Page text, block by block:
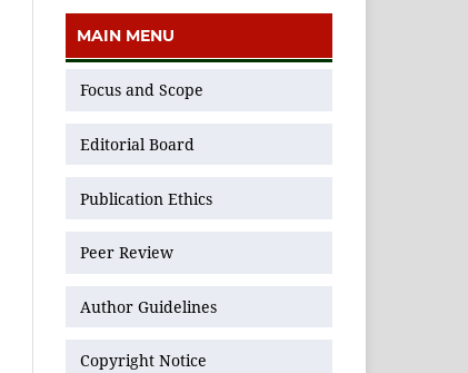
MAIN MENU
Focus and Scope
Editorial Board
Publication Ethics
Peer Review
Author Guidelines
Copyright Notice